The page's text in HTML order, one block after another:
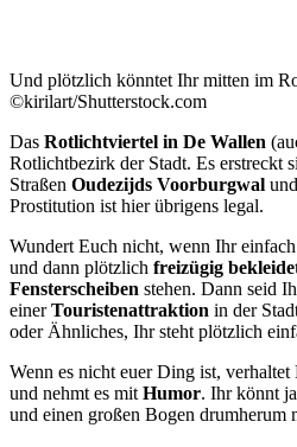
Und plötzlich könntet Ihr mitten im
©kirilart/Shutterstock.com
Das Rotlichtviertel in De Wallen
Rotlichtbezirk der Stadt. Es erstreckt
Straßen Oudezijds Voorburgwal und
Prostitution ist hier übrigens legal.
Wundert Euch nicht, wenn Ihr
und dann plötzlich freizügig
Fensterscheiben stehen. Dann seid
einerTouristenattraktion in der
oder Ähnliches, Ihr steht plötzlich
Wenn es nicht euer Ding ist,
und nehmt es mit Humor. Ihr könnt
und einen großen Bogen drumherum